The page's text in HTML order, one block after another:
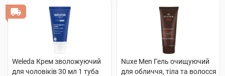
Weleda Крем зволожуючий
для чоловіків 30 мл 1 туба
Nuxe Men Гель очищуючий
для обличчя, тіла та волосся